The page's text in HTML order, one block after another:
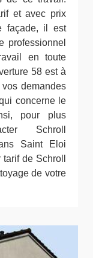
et avec prix
façade, il est
professionnel
en toute
58 est à
demandes
concerne le
pour plus
Schroll
Saint Eloi
de Schroll
de votre